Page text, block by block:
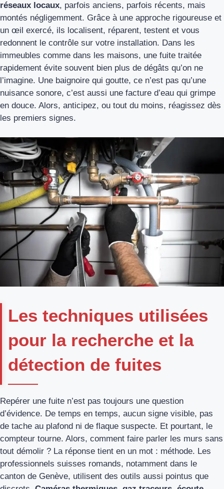
réseaux locaux, parfois anciens, parfois récents, mais
montés négligemment. Grâce à une approche rigoureuse et
un œil exercé, ils localisent, réparent, testent et vous
redonnent le contrôle sur votre installation. Dans les
immeubles comme dans les maisons, une fuite traitée
rapidement évite souvent bien plus de dégâts qu’on ne
l’imagine. Une baignoire qui goutte, ce n’est pas qu’une
nuisance sonore, c’est aussi une facture d’eau qui grimpe
en douce. Alors, anticipez, ou tout du moins, réagissez dès
les premiers signes.
Les techniques utilisées
pour la recherche et la
détection de fuites
Repérer une fuite n’est pas toujours une question
d’évidence. De temps en temps, aucun signe visible, pas
de tache au plafond ni de flaque suspecte. Et pourtant, le
compteur tourne. Alors, comment faire parler les murs sans
tout démolir ? La réponse tient en un mot : méthode. Les
professionnels suisses romands, notamment dans le
canton de Genève, utilisent des outils aussi pointus que